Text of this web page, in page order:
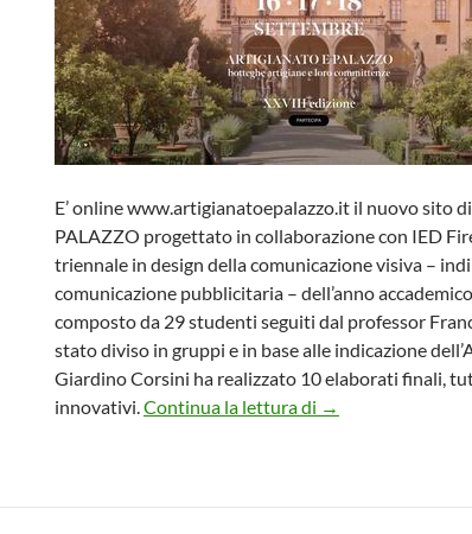
E’ online www.artigianatoepalazzo.it il nuovo sito
PALAZZO progettato in collaborazione con IED
triennale in design della comunicazione visiva –
comunicazione pubblicitaria – dell’anno
composto da 29 studenti seguiti dal professor
stato diviso in gruppi e in base alle indicazione
Giardino Corsini ha realizzato 10 elaborati finali,
innovativi.Continua la lettura di Nuovo Sito
→